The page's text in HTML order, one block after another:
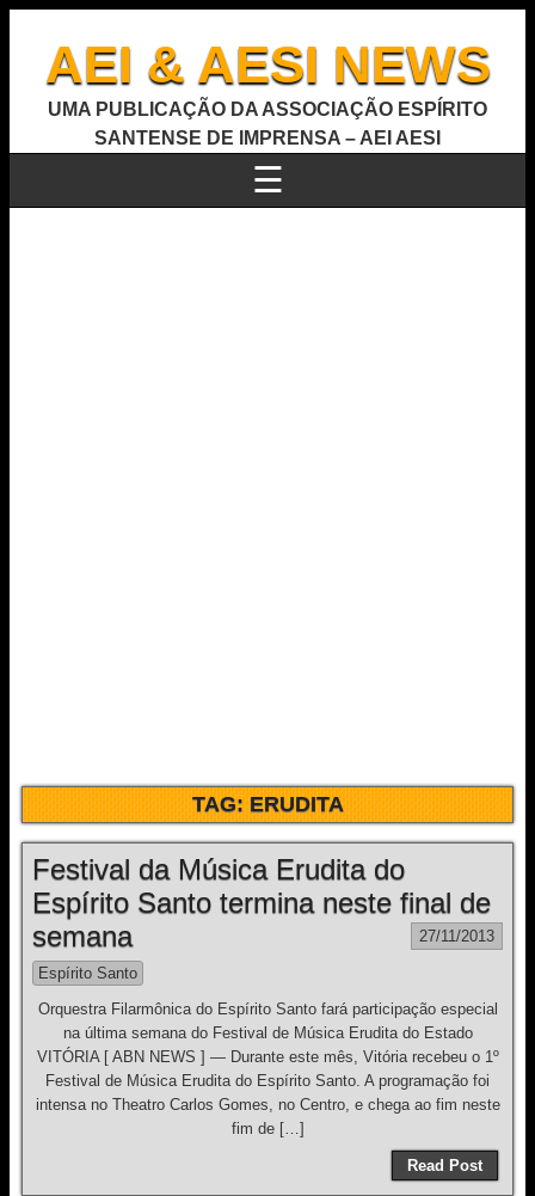
AEI & AESI NEWS
UMA PUBLICAÇÃO DA ASSOCIAÇÃO ESPÍRITO
SANTENSE DE IMPRENSA – AEI AESI
☰
TAG:ERUDITA
Festival da Música Erudita do
Espírito Santo termina neste final de
semana
27/11/2013
Espírito Santo
Orquestra Filarmônica do Espírito Santo fará participação especial
na última semana do Festival de Música Erudita do Estado
VITÓRIA [ ABN NEWS ] — Durante este mês, Vitória recebeu o 1º
Festival de Música Erudita do Espírito Santo. A programação foi
intensa no Theatro Carlos Gomes, no Centro, e chega ao fim neste
fim de […]
Read Post